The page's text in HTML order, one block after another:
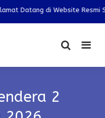
Datang di Website Resmi
2